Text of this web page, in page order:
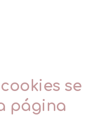
se
página